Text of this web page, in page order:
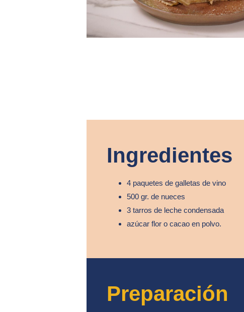
Ingredientes
4 paquetes de galletas de vino
500 gr. de nueces
3 tarros de leche condensada
azúcar flor o cacao en polvo.
Preparación